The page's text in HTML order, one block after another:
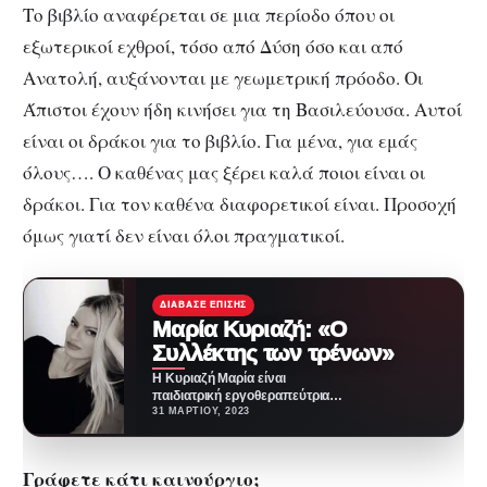
Το βιβλίο αναφέρεται σε μια περίοδο όπου οι
εξωτερικοί εχθροί, τόσο από Δύση όσο και από
Ανατολή, αυξάνονται με γεωμετρική πρόοδο. Οι
Άπιστοι έχουν ήδη κινήσει για τη Βασιλεύουσα. Αυτοί
είναι οι δράκοι για το βιβλίο. Για μένα, για εμάς
όλους…. Ο καθένας μας ξέρει καλά ποιοι είναι οι
δράκοι. Για τον καθένα διαφορετικοί είναι. Προσοχή
όμως γιατί δεν είναι όλοι πραγματικοί.
ΔΙΆΒΑΣΕ ΕΠΊΣΗΣ
Μαρία Κυριαζή: «Ο
Συλλέκτης των τρένων»
Η Κυριαζή Μαρία είναι
παιδιατρική εργοθεραπεύτρια
και συγγραφέας. Γεννήθηκε στις
31 ΜΑΡΤΊΟΥ, 2023
Γράφετε κάτι καινούργιο;